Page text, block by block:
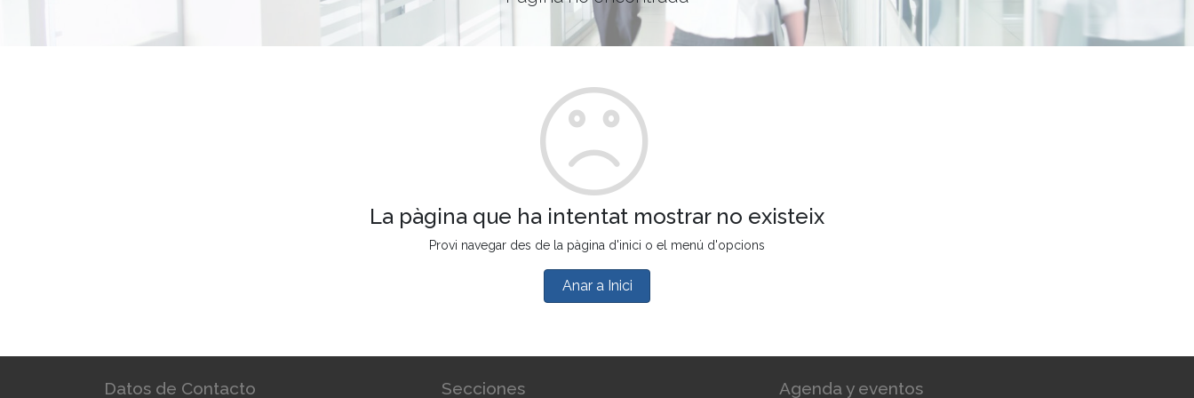
La pàgina que ha intentat mostrar no existeix
Provi navegar des de la pàgina d'inici o el menú d'opcions
Anar a Inici
Datos de Contacto Secciones Agenda y eventos